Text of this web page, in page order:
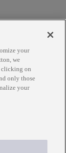
renovação.
your
we
clicking on
only those
your